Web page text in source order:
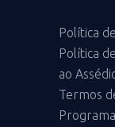
Política
Política
ao
Termos